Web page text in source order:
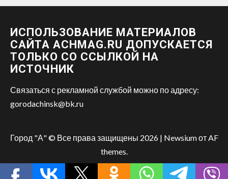
ИСПОЛЬЗОВАНИЕ МАТЕРИАЛОВ
САЙТА ACHMAG.RU ДОПУСКАЕТСЯ
ТОЛЬКО СО ССЫЛКОЙ НА
ИСТОЧНИК
Связаться с рекламной службой можно по адресу:
gorodachinsk@bk.ru
Город "А" © Все права защищены 2026 | Newsiumот AF
themes.